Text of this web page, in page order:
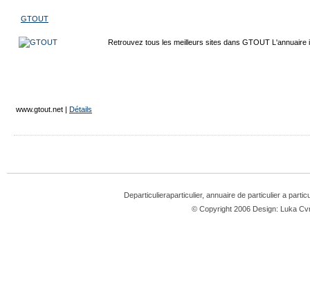
GTOUT
Retrouvez tous les meilleurs sites dans GTOUT L'annuaire
www.gtout.net | Détails
Departiculieraparticulier, annuaire de particulier a
© Copyright 2006 Design: Luka